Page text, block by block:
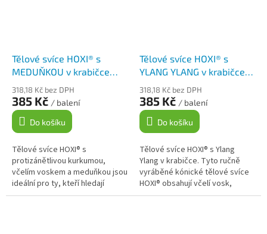
Tělové svíce HOXI® s
MEDUŇKOU v krabičce
318,18 Kč bez DPH
385 Kč / balení
Do košíku
Tělové svíce HOXI® s
protizánětlivou kurkumou,
včelím voskem a meduňkou jsou
ideální pro ty, kteří hledají
přírodní a holistický způsob, jak
Tělové svíce HOXI® s
YLANG YLANG v krabičce
318,18 Kč bez DPH
385 Kč / balení
Do košíku
Tělové svíce HOXI® s Ylang
Ylang v krabičce. Tyto ručně
vyráběné kónické tělové svíce
HOXI® obsahují včelí vosk,
protizánětlivou kurkumu a